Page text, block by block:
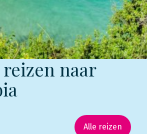
naar
Alle reizen